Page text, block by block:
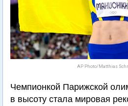
AP Photo/Matthias
Чемпионкой Парижской
в высоту стала мировая